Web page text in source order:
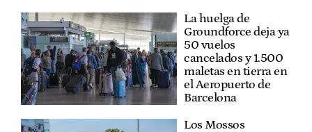
La huelga de
Groundforce deja ya
50 vuelos
cancelados y 1.500
maletas en tierra en
el Aeropuerto de
Barcelona
Los Mossos